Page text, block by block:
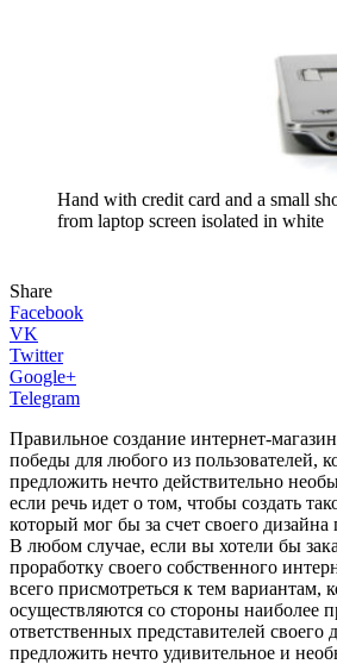
Hand with credit card and a small
from laptop screen isolated in white
Share
Facebook
VK
Twitter
Google+
Telegram
Правильное создание интернет-
победы для любого из пользователей,
предложить нечто действительно
если речь идет о том, чтобы создать
который мог бы за счет своего дизайна
В любом случае, если вы хотели бы
проработку своего собственного
всего присмотреться к тем вариантам,
осуществляются со стороны наиболее
ответственных представителей своего
предложить нечто удивительное и